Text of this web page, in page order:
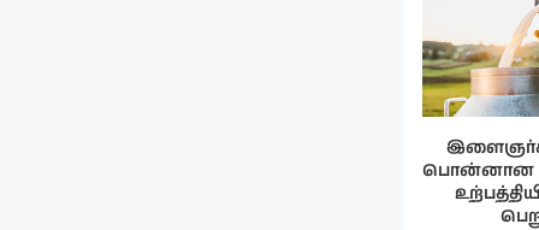
பொன்னான